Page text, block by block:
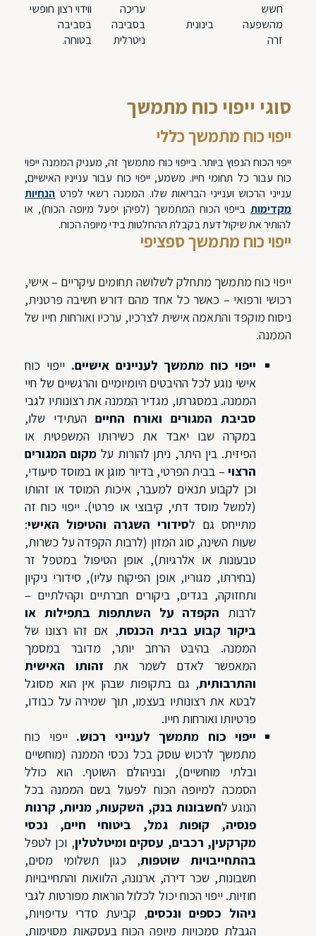
חשש
מהשפעה
זרה
בינונית
עריכה
בסביבה
ניטרלית
ווידוי רצון חופשי
בסביבה
בטוחה.
סוגי ייפוי כוח מתמשך
ייפוי כוח מתמשך כללי
ייפוי הכוח הנפוץ ביותר. בייפוי כוח מתמשך זה, מעניק הממנה ייפוי
כוח עבור כל תחומי חייו. משמע, ייפוי כוח עבור ענייניו האישיים,
ענייני הרכוש וענייני הבריאות שלו. הממנה רשאי לפרט הנחיות
מקדימות בייפוי הכוח המתמשך (לפיהן יפעל מיופה הכוח), או
להותיר את שיקול דעת בקבלת ההחלטות בידי מיופה הכוח.
ייפוי כוח מתמשך ספציפי
ייפוי כוח מתמשך מתחלק לשלושה תחומים עיקריים – אישי,
רכושי ורפואי – כאשר כל אחד מהם דורש חשיבה פרטנית,
ניסוח מוקפד והתאמה אישית לצרכיו, ערכיו ואורחות חייו של
הממנה.
ייפוי כוח מתמשך לעניינים אישיים.ייפוי כוח
אישי נוגע לכל ההיבטים היומיומיים והרגשיים של חיי
הממנה. במסגרתו, מגדיר הממנה את רצונותיו לגבי
סביבת המגורים ואורח החיים העתידי שלו,
במקרה שבו יאבד את כשירותו המשפטית או
הפיזית. בין היתר, ניתן להורות עלמקום המגורים
הרצוי – בבית הפרטי, בדיור מוגן או במוסד סיעודי,
וכן לקבוע תנאים למעבר, איכות המוסד או זהותו
(למשל מוסד דתי, קיבוצי או פרטי). ייפוי כוח זה
מתייחס גם לסידורי השגרה והטיפול האישי:
שעות השינה, סוג המזון (לרבות הקפדה על כשרות,
טבעונות או אלרגיות), אופן הטיפול במטפל זר
(בחירתו, מגוריו, אופן הפיקוח עליו), סידורי ניקיון
ותחזוקה, בגדים, ביקורים חברתיים וקהילתיים –
לרבות הקפדה על השתתפות בתפילות או
ביקור קבוע בבית הכנסת, אם זהו רצונו של
הממנה. בהיבט הרחב יותר, מדובר במסמך
המאפשר לאדם לשמר את זהותו האישית
והתרבותית, גם בתקופות שבהן אין הוא מסוגל
לבטא את רצונותיו בעצמו, תוך שמירה על כבודו,
פרטיותו ואורחות חייו.
ייפוי כוח מתמשך לענייני רכוש.ייפוי כוח
מתמשך לרכוש עוסק בכל נכסי הממנה (מוחשיים
ובלתי מוחשיים), ובניהולם השוטף. הוא כולל
הסמכה למיופה הכוח לפעול בשם הממנה בכל
הנוגע לחשבונות בנק, השקעות, מניות, קרנות
פנסיה, קופות גמל, ביטוחי חיים, נכסי
מקרקעין, רכבים, עסקים ומיטלטלין, וכן לטפל
בהתחייבויות שוטפות, כגון תשלומי מסים,
חשבונות, שכר דירה, ארנונה, הלוואות והתחייבויות
חוזיות. ייפוי הכוח יכול לכלול הוראות מפורטות לגבי
ניהול כספים ונכסים, קביעת סדרי עדיפויות,
הגבלת סמכויות מיופה הכוח בעסקאות מסוימות,